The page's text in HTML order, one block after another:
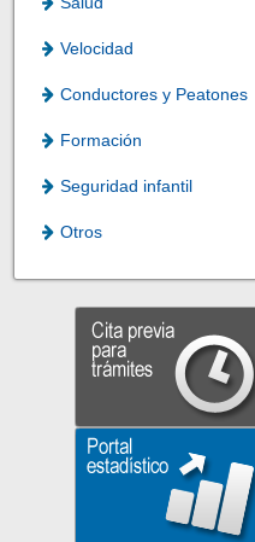
Velocidad
Conductores y Peatones
Formación
Seguridad infantil
Otros